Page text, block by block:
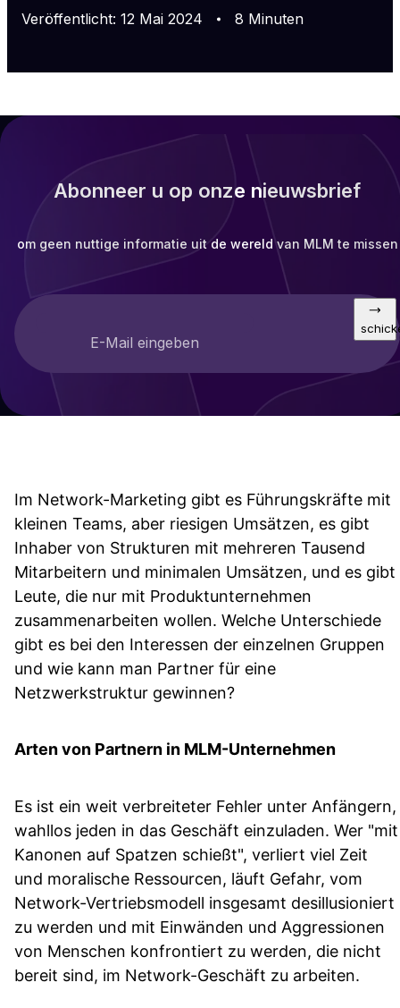
Leute, die nur mit Produktunternehmen
und wie kann man Partner für eine
in MLM-Unternehmen Es ist ein weit verbreiteter
Fehler unter Anfängern, wahllos jeden in d
Veröffentlicht: 12 Mai 2024 8 Minuten
Abonneer u op onze nieuwsbrief
om geen nuttige informatie uit de wereld van MLM te missen
E-Mail eingeben
Im Network-Marketing gibt es Führungskräfte mit
kleinen Teams, aber riesigen Umsätzen, es gibt
Inhaber von Strukturen mit mehreren Tausend
Mitarbeitern und minimalen Umsätzen, und es gibt
Leute, die nur mit Produktunternehmen
zusammenarbeiten wollen. Welche Unterschiede
gibt es bei den Interessen der einzelnen Gruppen
und wie kann man Partner für eine
Netzwerkstruktur gewinnen?
Arten von Partnern in MLM-Unternehmen
Es ist ein weit verbreiteter Fehler unter Anfängern,
wahllos jeden in das Geschäft einzuladen. Wer "mit
Kanonen auf Spatzen schießt", verliert viel Zeit
und moralische Ressourcen, läuft Gefahr, vom
Network-Vertriebsmodell insgesamt desillusioniert
zu werden und mit Einwänden und Aggressionen
von Menschen konfrontiert zu werden, die nicht
bereit sind, im Network-Geschäft zu arbeiten.